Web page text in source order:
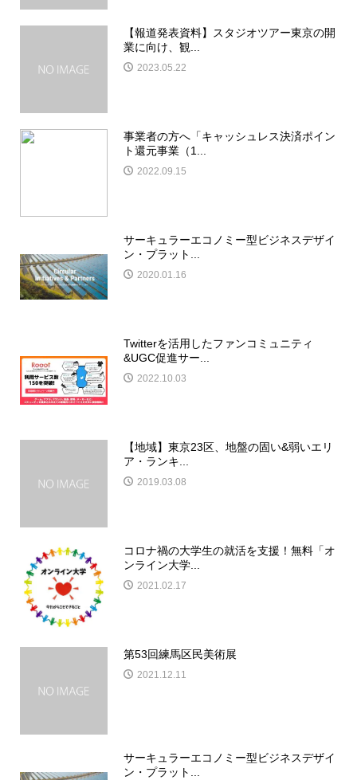
【報道発表資料】スタジオツアー東京の開
業に向け、観...
2023.05.22
事業者の方へ「キャッシュレス決済ポイン
ト還元事業（1...
2022.09.15
サーキュラーエコノミー型ビジネスデザイ
ン・プラット...
2020.01.16
Twitterを活用したファンコミュニティ
&UGC促進サー...
2022.10.03
【地域】東京23区、地盤の固い&弱いエリ
ア・ランキ...
2019.03.08
コロナ禍の大学生の就活を支援！無料「オ
ンライン大学...
2021.02.17
第53回練馬区民美術展
2021.12.11
サーキュラーエコノミー型ビジネスデザイ
ン・プラット...